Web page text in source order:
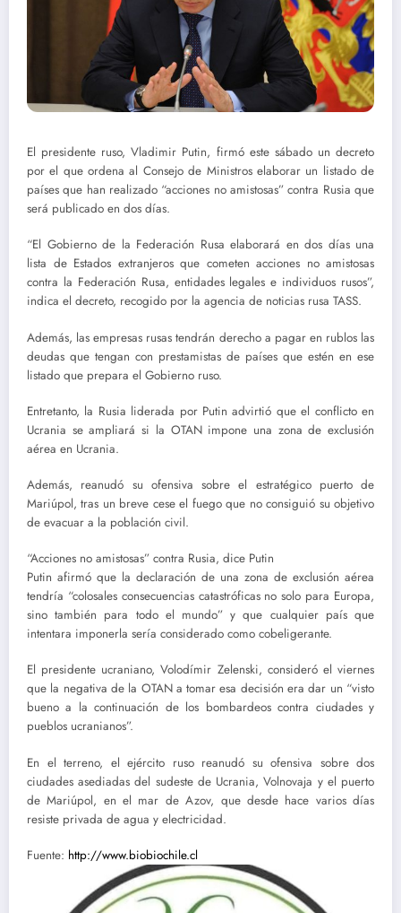
El presidente ruso, Vladimir Putin, firmó este sábado un decreto
por el que ordena al Consejo de Ministros elaborar un listado de
países que han realizado “acciones no amistosas” contra Rusia que
será publicado en dos días.
“El Gobierno de la Federación Rusa elaborará en dos días una
lista de Estados extranjeros que cometen acciones no amistosas
contra la Federación Rusa, entidades legales e individuos rusos”,
indica el decreto, recogido por la agencia de noticias rusa TASS.
Además, las empresas rusas tendrán derecho a pagar en rublos las
deudas que tengan con prestamistas de países que estén en ese
listado que prepara el Gobierno ruso.
Entretanto, la Rusia liderada por Putin advirtió que el conflicto en
Ucrania se ampliará si la OTAN impone una zona de exclusión
aérea en Ucrania.
Además, reanudó su ofensiva sobre el estratégico puerto de
Mariúpol, tras un breve cese el fuego que no consiguió su objetivo
de evacuar a la población civil.
“Acciones no amistosas” contra Rusia, dice Putin
Putin afirmó que la declaración de una zona de exclusión aérea
tendría “colosales consecuencias catastróficas no solo para Europa,
sino también para todo el mundo” y que cualquier país que
intentara imponerla sería considerado como cobeligerante.
El presidente ucraniano, Volodímir Zelenski, consideró el viernes
que la negativa de la OTAN a tomar esa decisión era dar un “visto
bueno a la continuación de los bombardeos contra ciudades y
pueblos ucranianos”.
En el terreno, el ejército ruso reanudó su ofensiva sobre dos
ciudades asediadas del sudeste de Ucrania, Volnovaja y el puerto
de Mariúpol, en el mar de Azov, que desde hace varios días
resiste privada de agua y electricidad.
Fuente: http://www.biobiochile.cl